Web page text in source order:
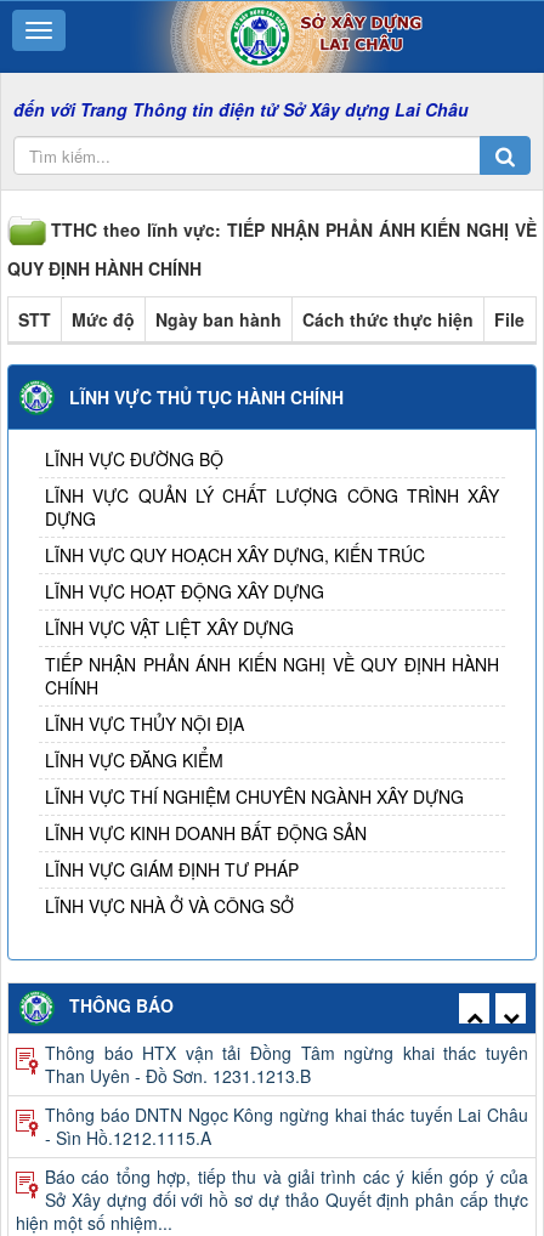
Thông tin điện tử Sở Xây dựng Lai Châu
TTHC theo lĩnh vực: TIẾP NHẬN PHẢN ÁNH KIẾN NGHỊ VỀ
QUY ĐỊNH HÀNH CHÍNH
STT Mức độ Ngày ban hành Cách thức thực hiện File
LĨNH VỰC THỦ TỤC HÀNH CHÍNH
LĨNH VỰC ĐƯỜNG BỘ
LĨNH VỰC QUẢN LÝ CHẤT LƯỢNG CÔNG TRÌNH XÂY
DỰNG
LĨNH VỰC QUY HOẠCH XÂY DỰNG, KIẾN TRÚC
LĨNH VỰC HOẠT ĐỘNG XÂY DỰNG
LĨNH VỰC VẬT LIỆT XÂY DỰNG
TIẾP NHẬN PHẢN ÁNH KIẾN NGHỊ VỀ QUY ĐỊNH HÀNH
CHÍNH
LĨNH VỰC THỦY NỘI ĐỊA
LĨNH VỰC ĐĂNG KIỂM
LĨNH VỰC THÍ NGHIỆM CHUYÊN NGÀNH XÂY DỰNG
LĨNH VỰC KINH DOANH BẤT ĐỘNG SẢN
LĨNH VỰC GIÁM ĐỊNH TƯ PHÁP
LĨNH VỰC NHÀ Ở VÀ CÔNG SỞ
THÔNG BÁO
Thông báo công khai việc mua sắm, hình thành tài sản công
năm 2026
Thông báo HTX vận tải Đồng Tâm ngừng khai thác tuyên
Than Uyên - Đồ Sơn. 1231.1213.B
Thông báo DNTN Ngọc Kông ngừng khai thác tuyến Lai Châu
- Sìn Hồ.1212.1115.A
Báo cáo tổng hợp, tiếp thu và giải trình các ý kiến góp ý của
Sở Xây dựng đối với hồ sơ dự thảo Quyết định phân cấp thực
hiện một số nhiệm...